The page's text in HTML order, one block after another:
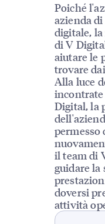
Poiché
azienda
digitale,
di V
aiutare le
trovare
Alla luce
incontrate
Digital, la
permesso
il team di
guidare la
doversi
attività